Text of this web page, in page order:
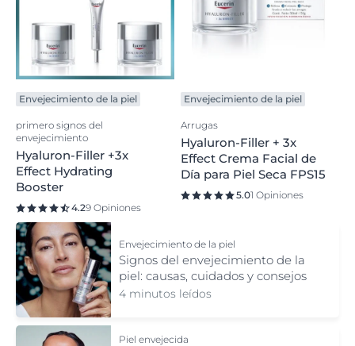
Envejecimiento de la piel
primero signos del
envejecimiento
Hyaluron-Filler +3x
Effect Hydrating
Booster
4.29 Opiniones
Envejecimiento de la piel
Arrugas
Hyaluron-Filler + 3x
Effect Crema Facial de
Día para Piel Seca FPS15
5.01 Opiniones
Envejecimiento de la piel
Signos del envejecimiento de la
piel: causas, cuidados y consejos
4 minutos leídos
Piel envejecida